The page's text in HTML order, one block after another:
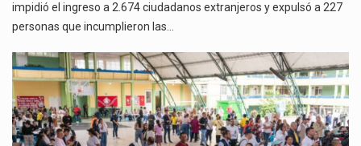
impidió el ingreso a 2.674 ciudadanos extranjeros y expulsó a 227
personas que incumplieron las…